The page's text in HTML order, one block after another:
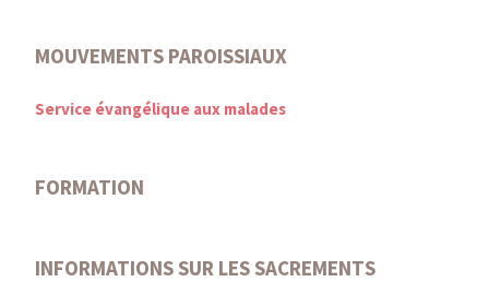
MOUVEMENTS PAROISSIAUX
Service évangélique aux malades
FORMATION
INFORMATIONS SUR LES SACREMENTS